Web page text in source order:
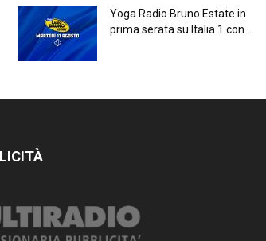
Yoga Radio Bruno Estate in
prima serata su Italia 1 con...